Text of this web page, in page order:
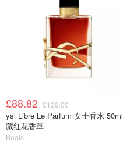
£88.82 £129.00
ysl Libre Le Parfum 女士香水 50ml
藏红花香草
Boots